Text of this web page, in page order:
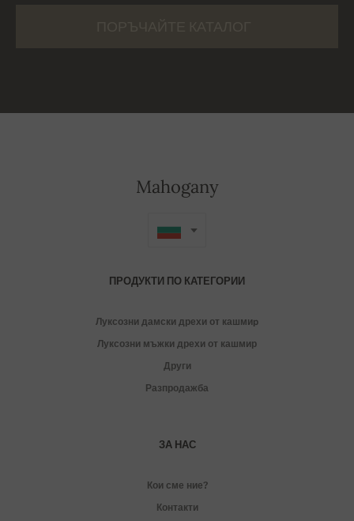
Mahogany
ПРОДУКТИ ПО КАТЕГОРИИ
Луксозни дамски дрехи от кашмиp
Луксозни мъжки дрехи от кашмир
Други
Разпродажба
ЗА НАС
Кои сме ние?
Контакти